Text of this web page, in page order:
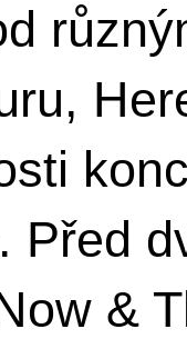
Před
&